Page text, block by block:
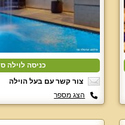
כניסה לוילה
צור קשר עם בעל הוילה
הצג מספר